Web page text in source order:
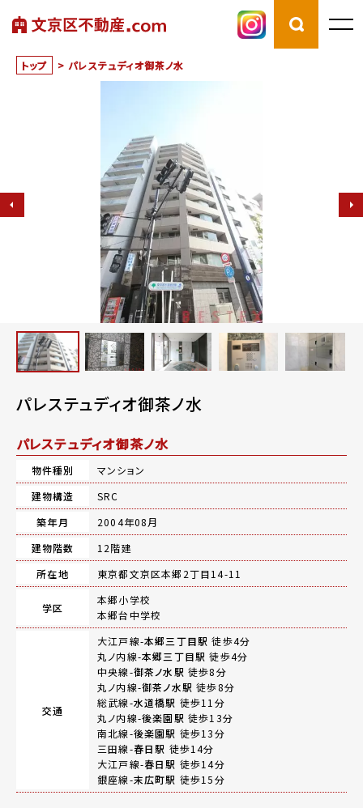
トップ > パレステュディオ御茶ノ水
パレステュディオ御茶ノ水
パレステュディオ御茶ノ水
物件種別
マンション
建物構造
SRC
築年月
2004年08月
建物階数
12階建
所在地
東京都文京区本郷2丁目14-11
学区
本郷小学校
本郷台中学校
交通
大江戸線-本郷三丁目駅 徒歩4分
丸ノ内線-本郷三丁目駅 徒歩4分
中央線-御茶ノ水駅 徒歩8分
丸ノ内線-御茶ノ水駅 徒歩8分
総武線-水道橋駅 徒歩11分
丸ノ内線-後楽園駅 徒歩13分
南北線-後楽園駅 徒歩13分
三田線-春日駅 徒歩14分
大江戸線-春日駅 徒歩14分
銀座線-末広町駅 徒歩15分